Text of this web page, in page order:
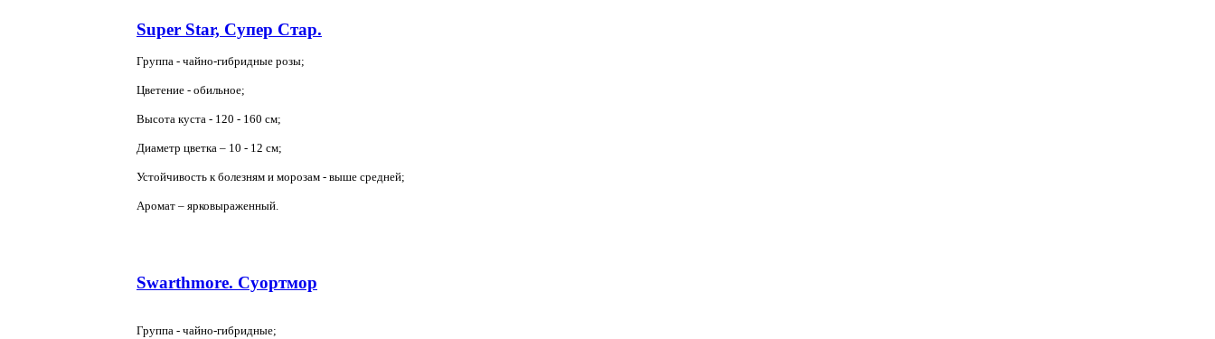
Super Star, Супер Стар.
Группа - чайно-гибридные розы;
Цветение - обильное;
Высота куста - 120 - 160 см;
Диаметр цветка – 10 - 12 см;
Устойчивость к болезням и морозам - выше средней;
Аромат – ярковыраженный.
Swarthmore. Суортмор
Группа - чайно-гибридные;